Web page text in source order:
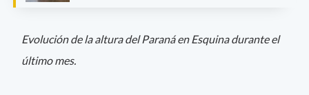
Evolución de la altura del Paraná en Esquina durante el
último mes.